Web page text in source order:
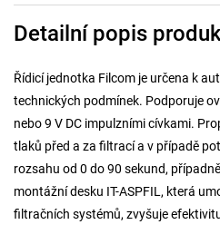
Detailní popis
Řídicí jednotka Filcom je určena k
technických podmínek. Podporuje
nebo 9 V DC impulzními cívkami.
tlaků před a za filtrací a v případě
rozsahu od 0 do 90 sekund,
montážní desku IT-ASPFIL, která
filtračních systémů, zvyšuje